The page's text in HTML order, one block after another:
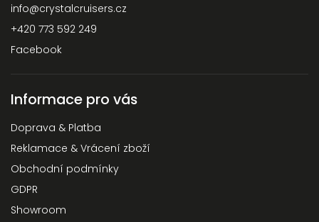
info@crystalcruisers.cz
+420 773 592 249
Facebook
Informace pro vás
Doprava & Platba
Reklamace & Vrácení zboží
Obchodní podmínky
GDPR
Showroom